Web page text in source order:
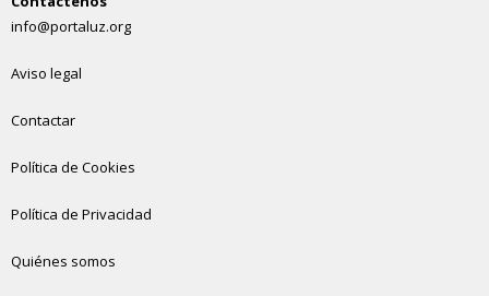
info@portaluz.org
Aviso legal
Contactar
Política de Cookies
Política de Privacidad
Quiénes somos